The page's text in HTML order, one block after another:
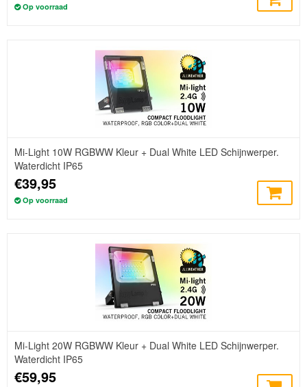
Op voorraad
Mi-Light 10W RGBWW Kleur + Dual White LED Schijnwerper.
Waterdicht IP65
€39,95
Op voorraad
Mi-Light 20W RGBWW Kleur + Dual White LED Schijnwerper.
Waterdicht IP65
€59,95